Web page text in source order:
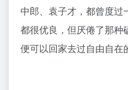
中郎、袁子才，都曾度
都很优良，但厌倦了那种
便可以回家去过自由自在